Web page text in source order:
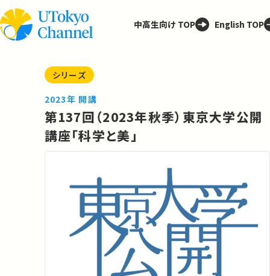
中高生向け TOP English TOP
シリーズ
2023年 開講
第137回（2023年秋季）東京大学公開
講座「科学と美」